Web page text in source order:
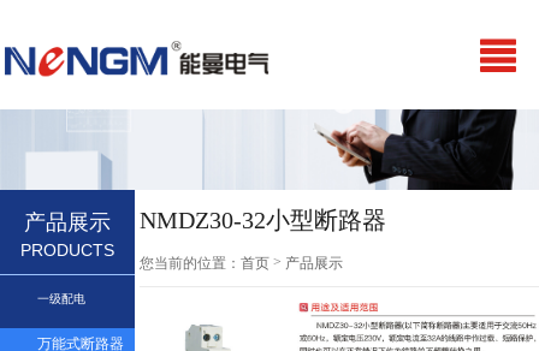
产品展示
PRODUCTS
一级配电
万能式断路器
NMDZ30-32小型断路器
您当前的位置：首页 > 产品展示